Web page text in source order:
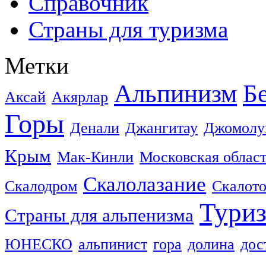
Страны для туризма
Метки
Аксай Акярлар Альпинизм
Горы Денали Джангитау
Крым Мак-Кинли Московская
Скалодром Скалолазание
Страны для альпенизма
ЮНЕСКО альпинист гора долина